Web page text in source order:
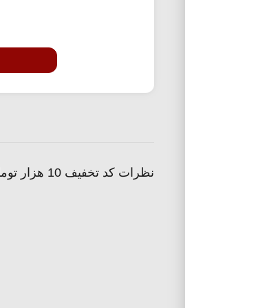
نظرات کد تخفیف 10 هزار تومانی اینترنت پرسرعت شاتل